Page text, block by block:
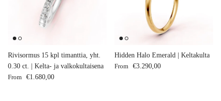
Rivisormus 15 kpl timanttia, yht.
0.30 ct. | Kelta- ja valkokultaisena
Regular price
From €1.680,00
Hidden Halo Emerald | Keltakulta
Regular price
From €3.290,00